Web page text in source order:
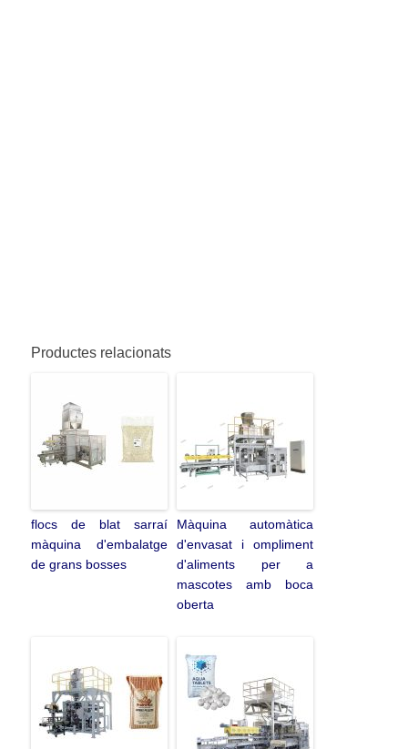
Productes relacionats
flocs de blat sarraí
màquina d'embalatge
de grans bosses
Màquina automàtica
d'envasat i ompliment
d'aliments per a
mascotes amb boca
oberta